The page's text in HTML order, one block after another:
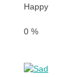
Happy
0 %